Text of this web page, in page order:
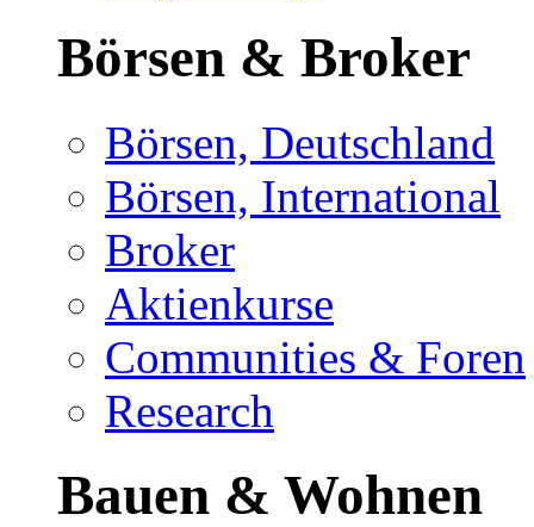
Börsen & Broker
Börsen, Deutschland
Börsen, International
Broker
Aktienkurse
Communities & Foren
Research
Bauen & Wohnen